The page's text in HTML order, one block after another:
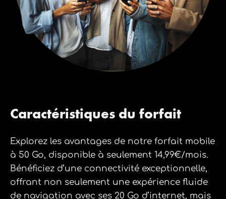
Caractéristiques du forfait
Explorez les avantages de notre forfait mobile
à 50 Go, disponible à seulement 14,99€/mois.
Bénéficiez d’une connectivité exceptionnelle,
offrant non seulement une expérience fluide
de navigation avec ses 20 Go d’internet, mais